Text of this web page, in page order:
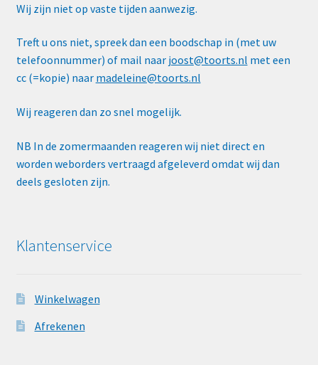
Wij zijn niet op vaste tijden aanwezig.
Treft u ons niet, spreek dan een boodschap in (met uw
telefoonnummer) of mail naar joost@toorts.nl met een
cc (=kopie) naar madeleine@toorts.nl
Wij reageren dan zo snel mogelijk.
NB In de zomermaanden reageren wij niet direct en
worden weborders vertraagd afgeleverd omdat wij dan
deels gesloten zijn.
Klantenservice
Winkelwagen
Afrekenen